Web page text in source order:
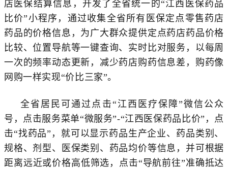
店医保结算信息，开发了全省统一的“江西医保药品
比价”小程序，通过收集全省所有医保定点零售药店
药品的价格信息，为广大群众提供定点药店药品价格
比较、位置导航等一键查询、实时比对服务，以每周
一次的频率动态更新，减少药店购药信息差，购药像
网购一样实现“价比三家”。
全省居民可通过点击“江西医疗保障”微信公众
号，点击服务菜单“微服务”-“江西医保药品比价”，点
击“找药品”，就可以显示药品生产企业、药品类别、
规格、剂型、医保类别、药品均价等信息，并可根据
距离远近或价格高低筛选，点击“导航前往”准确抵达